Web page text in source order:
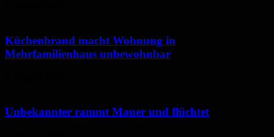
Küchenbrand macht Wohnung in
Mehrfamilienhaus unbewohnbar
Unbekannter rammt Mauer und flüchtet